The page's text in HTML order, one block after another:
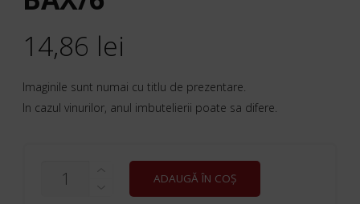
14,86 lei
Imaginile sunt numai cu titlu de prezentare.
In cazul vinurilor, anul imbutelierii poate sa difere.
ADAUGĂ ÎN COȘ